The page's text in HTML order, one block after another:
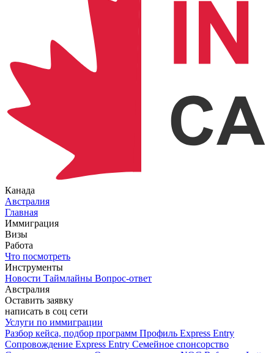
Канада
Австралия
Главная
Иммиграция
Визы
Работа
Что посмотреть
Инструменты
Новости Таймлайны Вопрос-ответ
Австралия
Оставить заявку
написать в соц сети
Услуги по иммиграции
Разбор кейса, подбор программ Профиль Express Entry
Сопровождение Express Entry Семейное спонсорство